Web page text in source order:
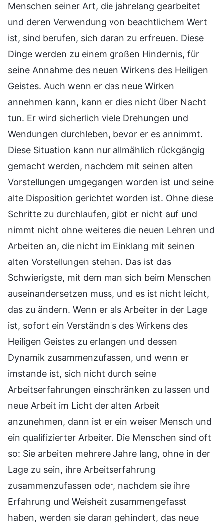
Menschen seiner Art, die jahrelang gearbeitet
und deren Verwendung von beachtlichem Wert
ist, sind berufen, sich daran zu erfreuen. Diese
Dinge werden zu einem großen Hindernis, für
seine Annahme des neuen Wirkens des Heiligen
Geistes. Auch wenn er das neue Wirken
annehmen kann, kann er dies nicht über Nacht
tun. Er wird sicherlich viele Drehungen und
Wendungen durchleben, bevor er es annimmt.
Diese Situation kann nur allmählich rückgängig
gemacht werden, nachdem mit seinen alten
Vorstellungen umgegangen worden ist und seine
alte Disposition gerichtet worden ist. Ohne diese
Schritte zu durchlaufen, gibt er nicht auf und
nimmt nicht ohne weiteres die neuen Lehren und
Arbeiten an, die nicht im Einklang mit seinen
alten Vorstellungen stehen. Das ist das
Schwierigste, mit dem man sich beim Menschen
auseinandersetzen muss, und es ist nicht leicht,
das zu ändern. Wenn er als Arbeiter in der Lage
ist, sofort ein Verständnis des Wirkens des
Heiligen Geistes zu erlangen und dessen
Dynamik zusammenzufassen, und wenn er
imstande ist, sich nicht durch seine
Arbeitserfahrungen einschränken zu lassen und
neue Arbeit im Licht der alten Arbeit
anzunehmen, dann ist er ein weiser Mensch und
ein qualifizierter Arbeiter. Die Menschen sind oft
so: Sie arbeiten mehrere Jahre lang, ohne in der
Lage zu sein, ihre Arbeitserfahrung
zusammenzufassen oder, nachdem sie ihre
Erfahrung und Weisheit zusammengefasst
haben, werden sie daran gehindert, das neue